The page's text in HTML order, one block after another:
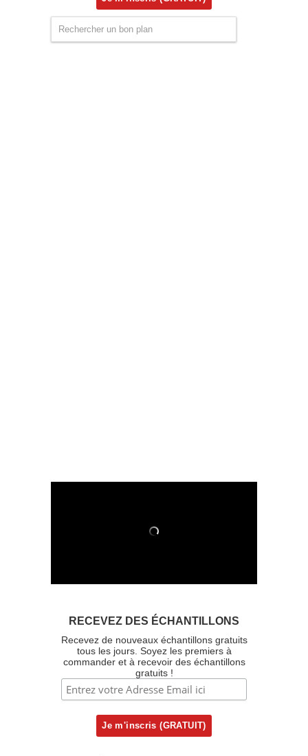
RECEVEZ DES ÉCHANTILLONS
Recevez de nouveaux échantillons gratuits
tous les jours. Soyez les premiers à
commander et à recevoir des échantillons
gratuits !